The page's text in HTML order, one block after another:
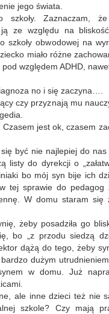
jego świata.
szkoły. Zaznaczam,
ją ze względu na
szkoły obwodowej na
miało różne
pod względem ADHD,
no i się zaczyna….
czy przyznają mu
jest ok, czasem
być nie najlepiej do
listy do dyrekcji o
bo mój syn bije ich
tej sprawie do
W domu staram się
żeby posadziła go
bo „z przodu siedzą
dążą do tego, żeby
dużym
w domu. Już
ale inne dzieci też nie
szkole? Czy mają